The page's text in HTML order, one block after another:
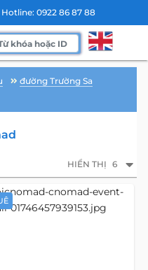
Hotline: 0922 86 87 88
đường Trường Sa
HIỂN THỊ 6